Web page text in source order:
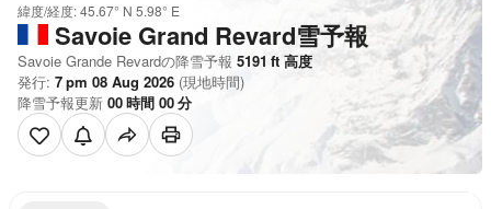
緯度/経度:45.67° N 5.98° E
Savoie Grand Revard雪予報
Savoie Grande Revardの降雪予報 5191 ft 高度
発行: 7 pm 08 Aug 2026 (現地時間)
降雪予報更新 00時間 00分